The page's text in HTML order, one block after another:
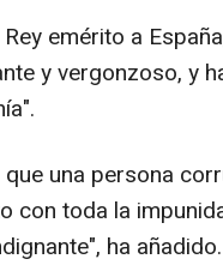
emérito a
y vergonzoso, y
una persona
con toda la
ha añadido.